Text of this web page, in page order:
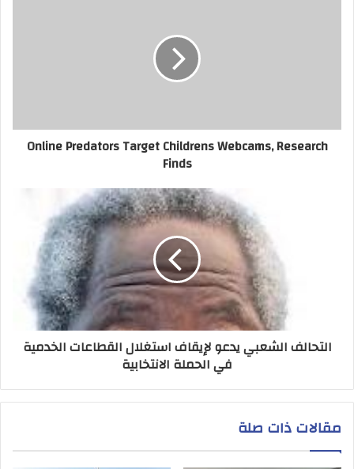
Online Predators Target Childrens Webcams, Research
Finds
التحالف الشعبي يدعو لإيقاف استغلال القطاعات الخدمية
في الحملة الانتخابية
مقالات ذات صلة